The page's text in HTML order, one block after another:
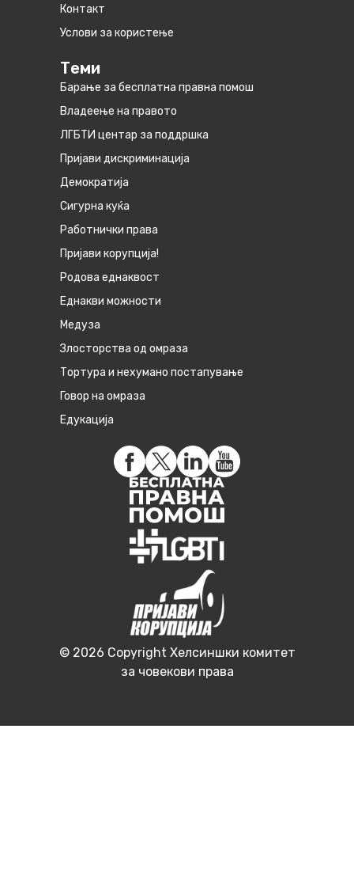
Контакт
Услови за користење
Теми
Барање за бесплатна правна помош
Владеење на правото
ЛГБТИ центар за поддршка
Пријави дискриминација
Демократија
Сигурна куќа
Работнички права
Пријави корупција!
Родова еднаквост
Eднакви можности
Медуза
Злосторства од омраза
Тортура и нехумано постапување
Говор на омраза
Едукација
© 2026 Copyright Хелсиншки комитет
за човекови права